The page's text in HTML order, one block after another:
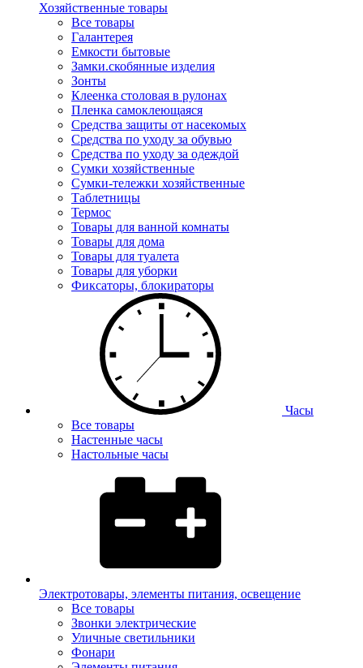
Хозяйственные товары
Все товары
Галантерея
Емкости бытовые
Замки.скобянные изделия
Зонты
Клеенка столовая в рулонах
Пленка самоклеющаяся
Средства защиты от насекомых
Средства по уходу за обувью
Средства по уходу за одеждой
Сумки хозяйственные
Сумки-тележки хозяйственные
Таблетницы
Термос
Товары для ванной комнаты
Товары для дома
Товары для туалета
Товары для уборки
Фиксаторы, блокираторы
Часы
Все товары
Настенные часы
Настольные часы
Электротовары, элементы питания, освещение
Все товары
Звонки электрические
Уличные светильники
Фонари